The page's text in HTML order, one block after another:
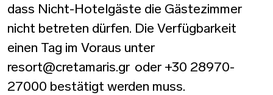
dass Nicht-Hotelgäste die Gästezimmer
nicht betreten dürfen. Die Verfügbarkeit
einen Tag im Voraus unter
resort@cretamaris.gr oder +30 28970-
27000 bestätigt werden muss.